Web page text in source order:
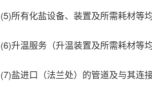
(5)所有化盐设备、装置及所需耗材等
(6)升温服务（升温装置及所需耗材等
(7)盐进口（法兰处）的管道及与其连